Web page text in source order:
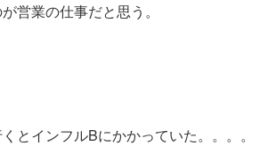
営業の仕事だと思う。
とインフルBにかかっていた。。。。